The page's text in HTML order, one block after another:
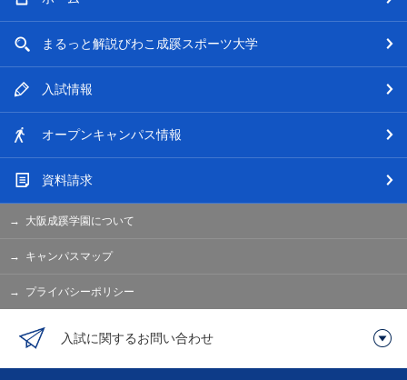
まるっと解説びわこ成蹊スポーツ大学
入試情報
オープンキャンパス情報
資料請求
大阪成蹊学園について
キャンパスマップ
プライバシーポリシー
入試に関するお問い合わせ